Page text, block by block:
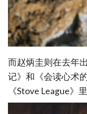
而赵炳圭则在去年
记》和《会读心术
《Stove League》